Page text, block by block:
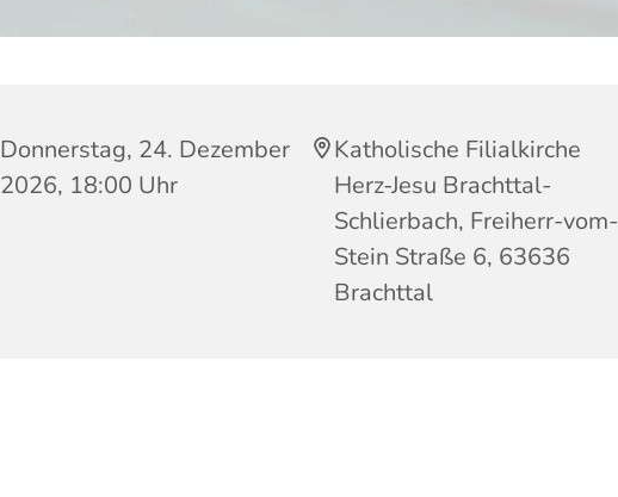
Donnerstag, 24. Dezember
2026, 18:00 Uhr
Katholische Filialkirche
Herz-Jesu Brachttal-
Schlierbach, Freiherr-vom-
Stein Straße 6, 63636
Brachttal